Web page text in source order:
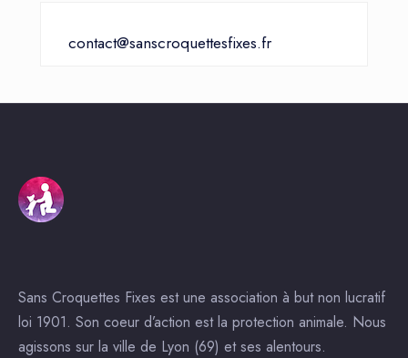
contact@sanscroquettesfixes.fr
Sans Croquettes Fixes est une association à but non lucratif
loi 1901. Son coeur d’action est la protection animale. Nous
agissons sur la ville de Lyon (69) et ses alentours.